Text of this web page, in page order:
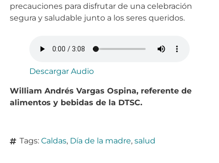
precauciones para disfrutar de una celebración
segura y saludable junto a los seres queridos.
Descargar Audio
William Andrés Vargas Ospina, referente de
alimentos y bebidas de la DTSC.
Tags: Caldas, Día de la madre, salud